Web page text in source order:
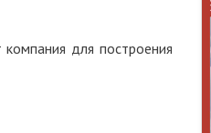
для построения